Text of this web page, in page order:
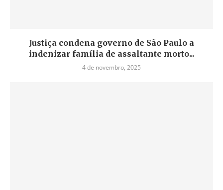
Justiça condena governo de São Paulo a
indenizar família de assaltante morto...
4 de novembro, 2025